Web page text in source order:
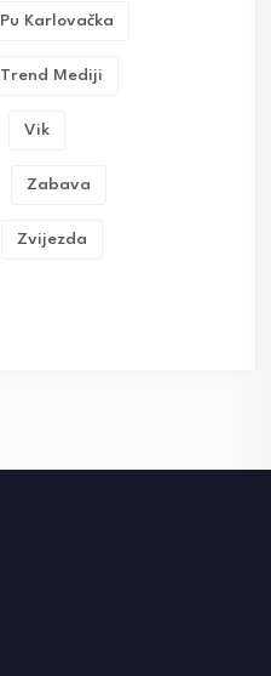
Pu Karlovačka
Trend Mediji
Vik
Zabava
Zvijezda